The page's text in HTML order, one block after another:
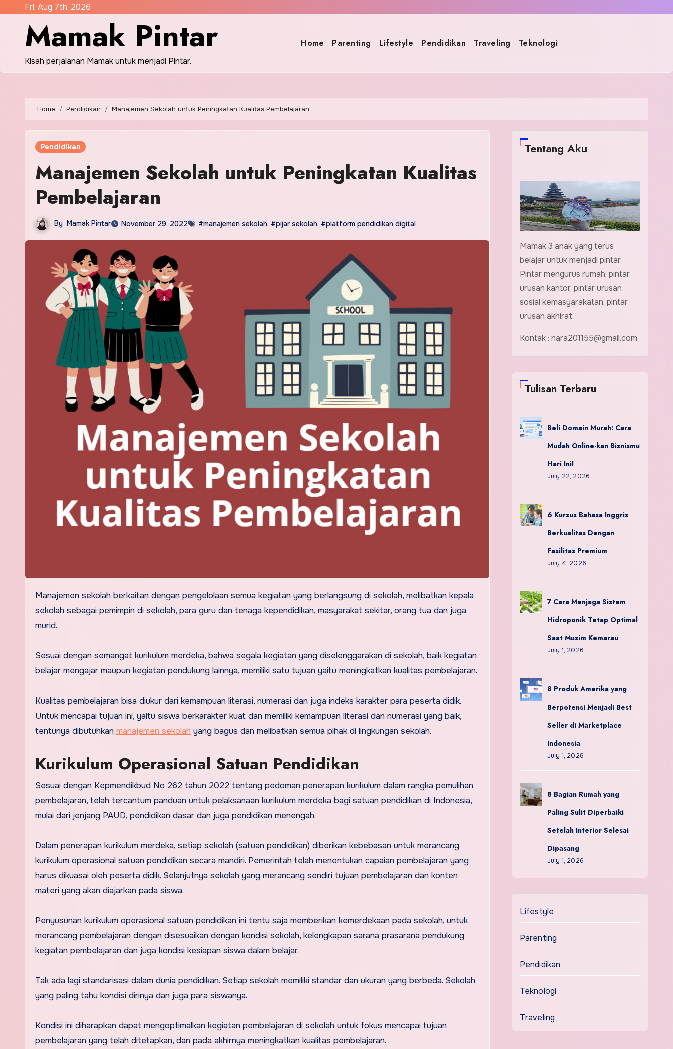
content
Fri. Aug 7th, 2026
Mamak Pintar
Kisah perjalanan Mamak untuk menjadi Pintar.
Home Parenting Lifestyle Pendidikan Traveling Teknologi
Home Pendidikan Manajemen Sekolah untuk Peningkatan Kualitas Pembelajaran
Pendidikan
Manajemen Sekolah untuk Peningkatan Kualitas
Pembelajaran
By Mamak Pintar November 29, 2022 #manajemen sekolah, #pijar sekolah, #platform pendidikan digital
Manajemen sekolah berkaitan dengan pengelolaan semua kegiatan yang berlangsung di sekolah, melibatkan kepala
sekolah sebagai pemimpin di sekolah, para guru dan tenaga kependidikan, masyarakat sekitar, orang tua dan juga
murid.
Sesuai dengan semangat kurikulum merdeka, bahwa segala kegiatan yang diselenggarakan di sekolah, baik kegiatan
belajar mengajar maupun kegiatan pendukung lainnya, memiliki satu tujuan yaitu meningkatkan kualitas pembelajaran.
Kualitas pembelajaran bisa diukur dari kemampuan literasi, numerasi dan juga indeks karakter para peserta didik.
Untuk mencapai tujuan ini, yaitu siswa berkarakter kuat dan memiliki kemampuan literasi dan numerasi yang baik,
tentunya dibutuhkan manajemen sekolah yang bagus dan melibatkan semua pihak di lingkungan sekolah.
Kurikulum Operasional Satuan Pendidikan
Sesuai dengan Kepmendikbud No 262 tahun 2022 tentang pedoman penerapan kurikulum dalam rangka pemulihan
pembelajaran, telah tercantum panduan untuk pelaksanaan kurikulum merdeka bagi satuan pendidikan di Indonesia,
mulai dari jenjang PAUD, pendidikan dasar dan juga pendidikan menengah.
Dalam penerapan kurikulum merdeka, setiap sekolah (satuan pendidikan) diberikan kebebasan untuk merancang
kurikulum operasional satuan pendidikan secara mandiri. Pemerintah telah menentukan capaian pembelajaran yang
harus dikuasai oleh peserta didik. Selanjutnya sekolah yang merancang sendiri tujuan pembelajaran dan konten
materi yang akan diajarkan pada siswa.
Penyusunan kurikulum operasional satuan pendidikan ini tentu saja memberikan kemerdekaan pada sekolah, untuk
merancang pembelajaran dengan disesuaikan dengan kondisi sekolah, kelengkapan sarana prasarana pendukung
kegiatan pembelajaran dan juga kondisi kesiapan siswa dalam belajar.
Tak ada lagi standarisasi dalam dunia pendidikan. Setiap sekolah memiliki standar dan ukuran yang berbeda. Sekolah
yang paling tahu kondisi dirinya dan juga para siswanya.
Kondisi ini diharapkan dapat mengoptimalkan kegiatan pembelajaran di sekolah untuk fokus mencapai tujuan
pembelajaran yang telah ditetapkan, dan pada akhirnya meningkatkan kualitas pembelajaran.
Tentang Aku
Mamak 3 anak yang terus
belajar untuk menjadi pintar.
Pintar mengurus rumah, pintar
urusan kantor, pintar urusan
sosial kemasyarakatan, pintar
urusan akhirat.
Kontak : nara201155@gmail.com
Tulisan Terbaru
Beli Domain Murah: Cara
Mudah Online-kan Bisnismu
Hari Ini!
July 22, 2026
6 Kursus Bahasa Inggris
Berkualitas Dengan
Fasilitas Premium
July 4, 2026
7 Cara Menjaga Sistem
Hidroponik Tetap Optimal
Saat Musim Kemarau
July 1, 2026
8 Produk Amerika yang
Berpotensi Menjadi Best
Seller di Marketplace
Indonesia
July 1, 2026
8 Bagian Rumah yang
Paling Sulit Diperbaiki
Setelah Interior Selesai
Dipasang
July 1, 2026
Lifestyle
Parenting
Pendidikan
Teknologi
Traveling